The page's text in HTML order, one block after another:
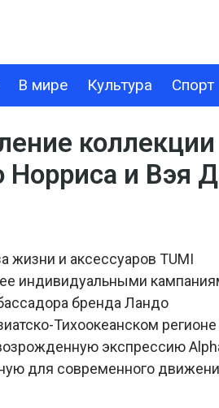
В мире Культура Спорт
СПОРТ ЗДОРОВЬЕ
Норриса и Вэя
жизни и аксессуаров TUMI
индивидуальными
бренда Ландо
Тихоокеанском регионе
экспрессию
для современного